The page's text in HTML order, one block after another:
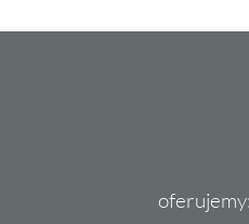
oferujemy: